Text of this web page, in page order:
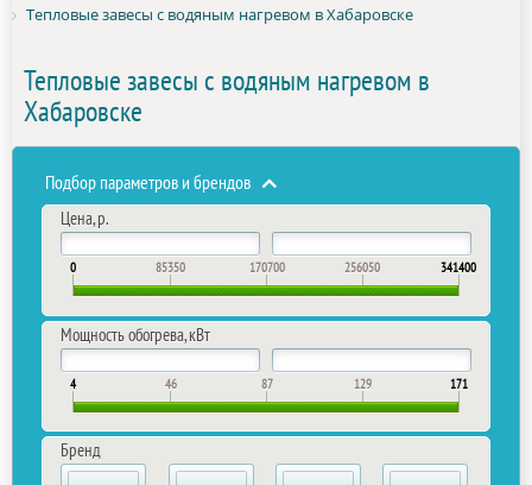
Тепловые завесы с водяным нагревом в Хабаровске
Тепловые завесы с водяным нагревом в
Хабаровске
Подбор параметров и брендов
Цена, р.
0 85350 170700 256050 341400
Мощность обогрева, кВт
4 46 87 129 171
Бренд